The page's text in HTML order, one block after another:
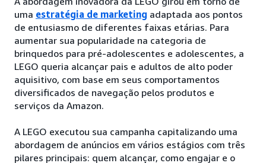
uma estratégia de marketing adaptada aos pontos
de entusiasmo de diferentes faixas etárias. Para
aumentar sua popularidade na categoria de
brinquedos para pré-adolescentes e adolescentes, a
LEGO queria alcançar pais e adultos de alto poder
aquisitivo, com base em seus comportamentos
diversificados de navegação pelos produtos e
serviços da Amazon.
A LEGO executou sua campanha capitalizando uma
abordagem de anúncios em vários estágios com três
pilares principais: quem alcançar, como engajar e o